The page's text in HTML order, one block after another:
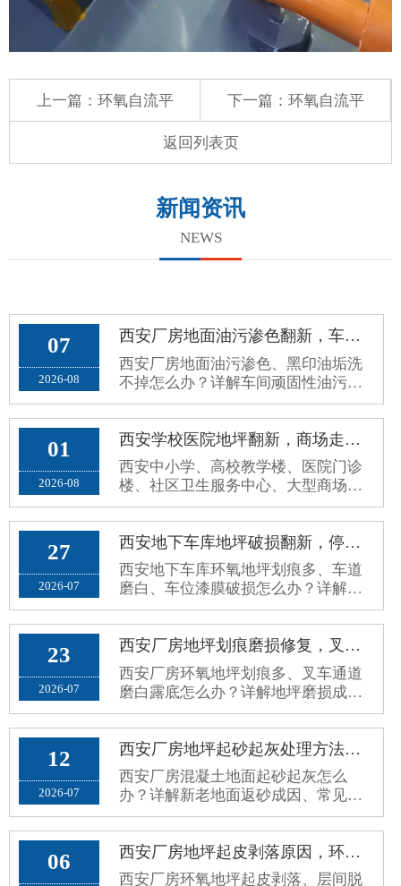
上一篇： 环氧自流平 下一篇： 环氧自流平
返回列表页
新闻资讯
NEWS
07
2026-08
西安厂房地面油污渗色翻新，车间环氧地面黑印油垢洗不掉处理方案
西安厂房地面油污渗色、黑印油垢洗
不掉怎么办？详解车间顽固性油污成
因、翻新误区与耐油封闭根治施工方
案。
01
2026-08
西安学校医院地坪翻新，商场走廊公共区域环保防滑环氧地坪施工方案
西安中小学、高校教学楼、医院门诊
楼、社区卫生服务中心、大型商场超
市、写字楼公共走廊，属于高人流、
高频走动、全天候开放的公共区域。
原有普通水泥地面、老旧地砖、普通
环氧地面，使用久了容易出现地面起
砂起灰、划痕发黑、空鼓脱落、地面
打滑、污渍渗透、接缝藏污、颜色老
和厂···
27
2026-07
西安地下车库地坪破损翻新，停车场环氧地面车轮划痕、起灰病害处理方案
西安地下车库环氧地坪划痕多、车道
磨白、车位漆膜破损怎么办？详解停
车场地坪病害成因、修补误区与分区
耐磨翻新施工方案。
23
2026-07
西安厂房地坪划痕磨损修复，叉车通道环氧地面磨白露底翻新方案
西安厂房环氧地坪划痕多、叉车通道
磨白露底怎么办？详解地坪磨损成
因、修复误区与标准化耐磨翻新方
案，长效解决地面老旧斑驳问题。
12
2026-07
西安厂房地坪起砂起灰处理方法，新老混凝土地面返砂固化方案
西安厂房混凝土地面起砂起灰怎么
办？详解新老地面返砂成因、常见误
区与标准化固化防尘处理方案，解决
车间扬尘问题。
06 西安厂房地坪起皮剥落原因，环氧地坪脱层掉皮根治修复方案
西安厂房环氧地坪起皮剥落、层间脱